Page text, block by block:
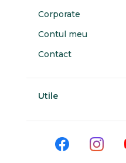
Corporate
Contul meu
Contact
Utile